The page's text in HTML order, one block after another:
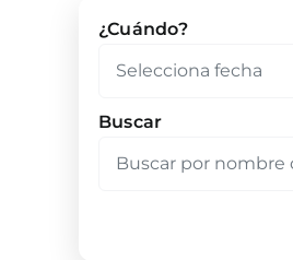
¿Cuándo?
Buscar